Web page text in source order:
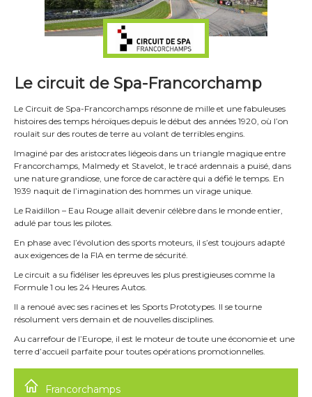
Le circuit de Spa-Francorchamp
Le Circuit de Spa-Francorchamps résonne de mille et une fabuleuses
histoires des temps héroïques depuis le début des années 1920, où l’on
roulait sur des routes de terre au volant de terribles engins.
Imaginé par des aristocrates liégeois dans un triangle magique entre
Francorchamps, Malmedy et Stavelot, le tracé ardennais a puisé, dans
une nature grandiose, une force de caractère qui a défié le temps. En
1939 naquit de l’imagination des hommes un virage unique.
Le Raidillon – Eau Rouge allait devenir célèbre dans le monde entier,
adulé par tous les pilotes.
En phase avec l’évolution des sports moteurs, il s’est toujours adapté
aux exigences de la FIA en terme de sécurité.
Le circuit a su fidéliser les épreuves les plus prestigieuses comme la
Formule 1 ou les 24 Heures Autos.
Il a renoué avec ses racines et les Sports Prototypes. Il se tourne
résolument vers demain et de nouvelles disciplines.
Au carrefour de l’Europe, il est le moteur de toute une économie et une
terre d’accueil parfaite pour toutes opérations promotionnelles.
Francorchamps